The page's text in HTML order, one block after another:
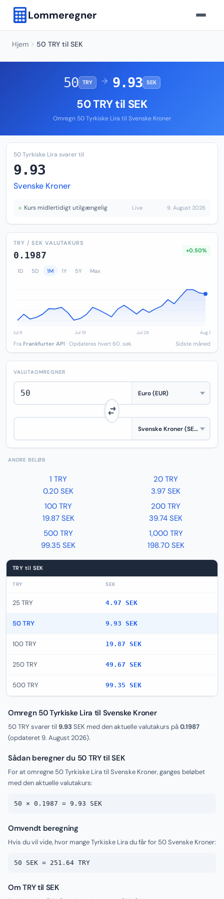
Lommeregner
Hjem 50 TRY til SEK
50 TRY → 9.93 SEK
50 TRY til SEK
Omregn 50 Tyrkiske Lira til Svenske Kroner
50 Tyrkiske Lira svarer til
9.93
Svenske Kroner
Kurs midlertidigt utilgængelig Live 9. August 2026
TRY / SEK VALUTAKURS
0.1987 +0.50%
1D 5D 1M 1Y 5Y Max
Fra Frankfurter API · Opdateres hvert 60. sek. Sidste måned
VALUTAOMREGNER
ANDRE BELØB
1 TRY
0.20 SEK
20 TRY
3.97 SEK
100 TRY
19.87 SEK
200 TRY
39.74 SEK
500 TRY
99.35 SEK
1,000 TRY
198.70 SEK
TRY til SEK
TRY SEK
25 TRY 4.97 SEK
50 TRY 9.93 SEK
100 TRY 19.87 SEK
250 TRY 49.67 SEK
500 TRY 99.35 SEK
Omregn 50 Tyrkiske Lira til Svenske Kroner
50 TRY svarer til 9.93 SEK med den aktuelle valutakurs på0.1987
(opdateret9. August 2026).
Sådan beregner du 50 TRY til SEK
For at omregne 50 Tyrkiske Lira til Svenske Kroner, ganges beløbet
med den aktuelle valutakurs:
50 × 0.1987 = 9.93 SEK
Omvendt beregning
Hvis du vil vide, hvor mange Tyrkiske Lira du får for 50 Svenske Kroner:
50 SEK = 251.64 TRY
Om TRY til SEK